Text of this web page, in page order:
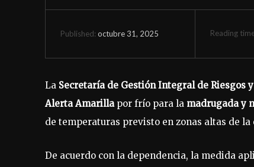
Published: octubre 31, 2025 Reading
La Secretaría de Gestión Integral de Riesgos
Alerta Amarillapor frío para la madrugada y
de temperaturas previsto en zonas altas de la
De acuerdo con la dependencia, la medida